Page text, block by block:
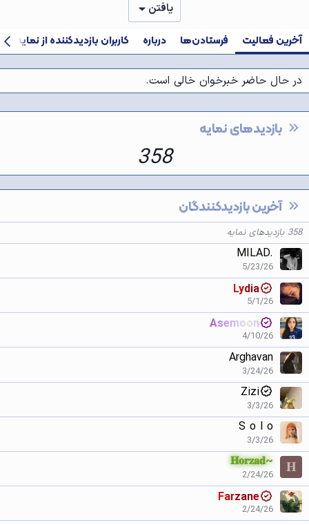
یافتن
آخرین فعالیت فرستادن‌ها درباره کاربران بازدیدکننده از نمایه
در حال حاضر خبرخوان خالی است.
بازدیدهای نمایه
358
آخرین بازدیدکنندگان
358 بازدیدهای نمایه
MILAD.
5/23/26
Lydia
5/1/26
Asemoon
4/10/26
Arghavan
3/24/26
Zizi
3/3/26
S o l o
3/3/26
𝐇
𝐇𝐨𝐫𝐳𝐚𝐝~
2/24/26
Farzane
2/24/26